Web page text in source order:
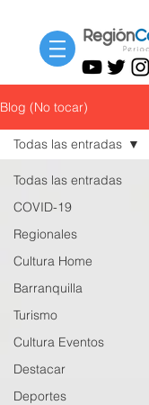
Blog (No tocar)
Todas las entradas
COVID-19
Regionales
Cultura Home
Barranquilla
Turismo
Cultura Eventos
Destacar
Deportes
Todas las entradas